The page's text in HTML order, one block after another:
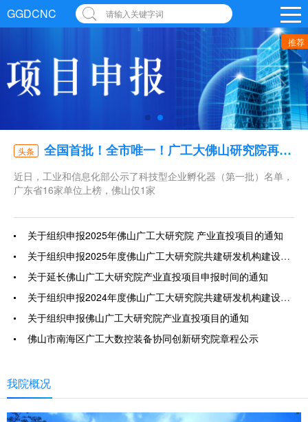
GGDCNC 请输入关键字词
推荐
头条 全国首批！全市唯一！广工大佛山研究院再获国家级认定
近日，工业和信息化部公示了科技型企业孵化器（第一批）名单，
广东省16家单位上榜，佛山仅1家
关于组织申报2025年佛山广工大研究院 产业直投项目的通知
关于组织申报2025年度佛山广工大研究院共建研发机构建设项目的通知
关于延长佛山广工大研究院产业直投项目申报时间的通知
关于组织申报2024年度佛山广工大研究院共建研发机构建设项目的通知
关于组织申报佛山广工大研究院产业直投项目的通知
佛山市南海区广工大数控装备协同创新研究院章程公示
我院概况